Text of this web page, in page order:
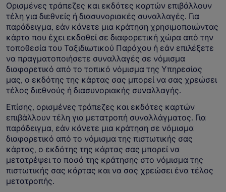
Ορισμένες τράπεζες και εκδότες καρτών επιβάλλουν
τέλη για διεθνείς ή διασυνοριακές συναλλαγές. Για
παράδειγμα, εάν κάνετε μια κράτηση χρησιμοποιώντας
κάρτα που έχει εκδοθεί σε διαφορετική χώρα από την
τοποθεσία του Ταξιδιωτικού Παρόχου ή εάν επιλέξετε
να πραγματοποιήσετε συναλλαγές σε νόμισμα
διαφορετικό από το τοπικό νόμισμα της Υπηρεσίας
μας, ο εκδότης της κάρτας σας μπορεί να σας χρεώσει
τέλος διεθνούς ή διασυνοριακής συναλλαγής.
Επίσης, ορισμένες τράπεζες και εκδότες καρτών
επιβάλλουν τέλη για μετατροπή συναλλάγματος. Για
παράδειγμα, εάν κάνετε μια κράτηση σε νόμισμα
διαφορετικό από το νόμισμα της πιστωτικής σας
κάρτας, ο εκδότης της κάρτας σας μπορεί να
μετατρέψει το ποσό της κράτησης στο νόμισμα της
πιστωτικής σας κάρτας και να σας χρεώσει ένα τέλος
μετατροπής.